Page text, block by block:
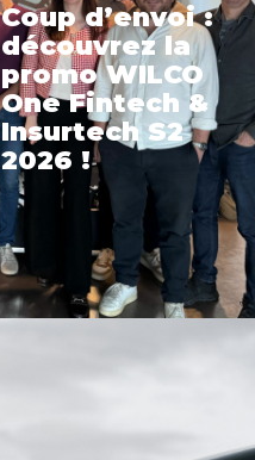
Coup d’envoi :
découvrez la
promo WILCO
One Fintech &
Insurtech S2
2026 !